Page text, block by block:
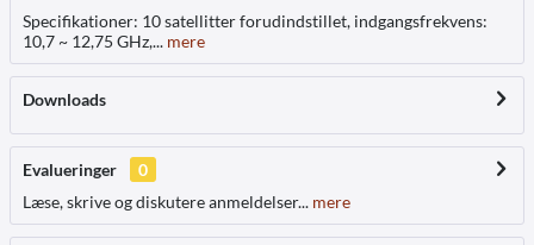
Specifikationer: 10 satellitter forudindstillet, indgangsfrekvens:
10,7 ~ 12,75 GHz,... mere
Downloads
Evalueringer
0
Læse, skrive og diskutere anmeldelser... mere